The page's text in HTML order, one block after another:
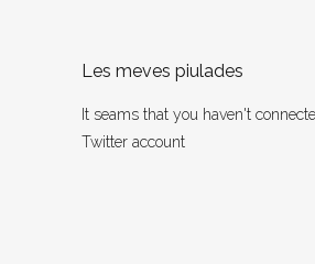
Les meves piulades
It seams that you haven't
Twitter account